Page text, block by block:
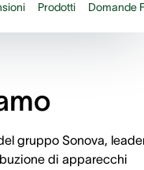
Prodotti Domande
gruppo Sonova,
di apparecchi